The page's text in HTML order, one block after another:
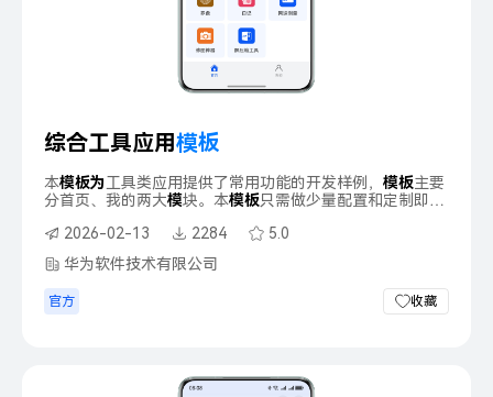
综合工具应用模板
本模板为工具类应用提供了常用功能的开发样例， 模板主要
分首页、我的两大模块。本模板只需做少量配置和定制即可
能。2026-02-13 2284
5.0
华为软件技术有限公司
官方 收藏